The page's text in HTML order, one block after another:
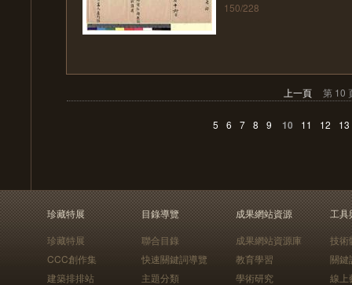
150/228
上一頁 第 10
5 6 7 8 9 10 11 12 13
珍藏特展
珍藏特展
CCC創作集
建築排排站
目錄導覽
聯合目錄
快速關鍵詞導覽
主題分類
成果網站資源
成果網站資源庫
教育學習
學術研究
工具
技術
關鍵
線上